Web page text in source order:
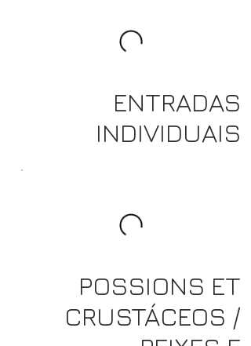
ENTRADAS
INDIVIDUAIS
POSSIONS ET
CRUSTÁCEOS /